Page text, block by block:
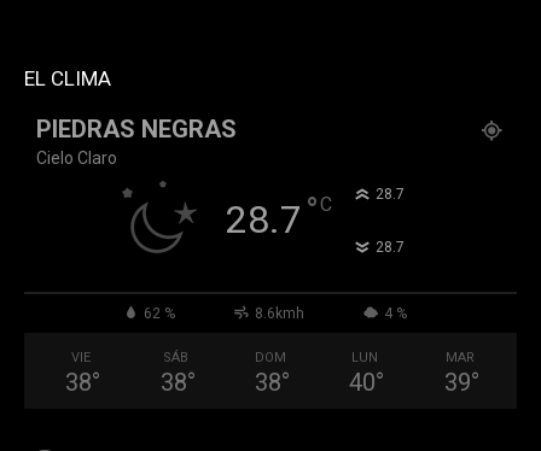
EL CLIMA
PIEDRAS NEGRAS
Cielo Claro
28.7 °C 28.7
28.7
62 % 8.6kmh 4 %
VIE
38°
SÁB
38°
DOM
38°
LUN
40°
MAR
39°